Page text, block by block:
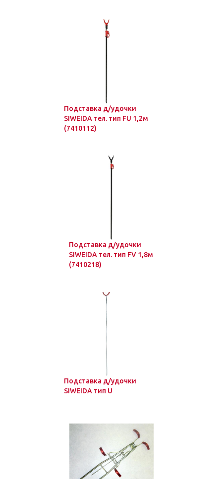
Подставка д/удочки
SIWEIDA тел. тип FU 1,2м
(7410112)
Подставка д/удочки
SIWEIDA тел. тип FV 1,8м
(7410218)
Подставка д/удочки
SIWEIDA тип U